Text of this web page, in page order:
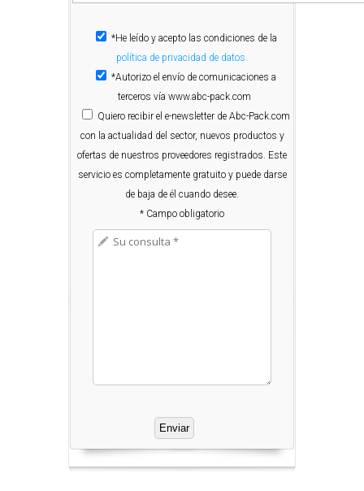
*He leído y acepto las condiciones de la
política de privacidad de datos.
*Autorizo el envío de comunicaciones a
terceros vía www.abc-pack.com
Quiero recibir el e-newsletter de Abc-Pack.com
con la actualidad del sector, nuevos productos y
ofertas de nuestros proveedores registrados. Este
servicio es completamente gratuito y puede darse
de baja de él cuando desee.
* Campo obligatorio